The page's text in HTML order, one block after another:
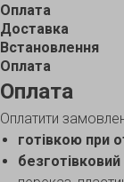
Оплата
Доставка
Встановлення
Оплата
Оплата
Оплатити
готівкою при